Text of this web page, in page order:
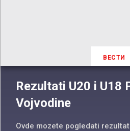
ВЕСТИ
Rezultati U20 i U18
Vojvodine
Ovde mozete pogledati